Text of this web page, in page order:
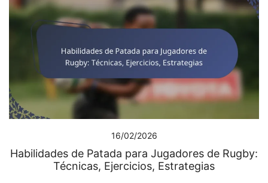
16/02/2026
Habilidades de Patada para Jugadores de Rugby:
Técnicas, Ejercicios, Estrategias